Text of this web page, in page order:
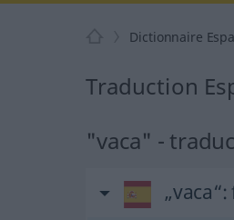
Dictionnaire
Traduction
"vaca" -
„vaca“: